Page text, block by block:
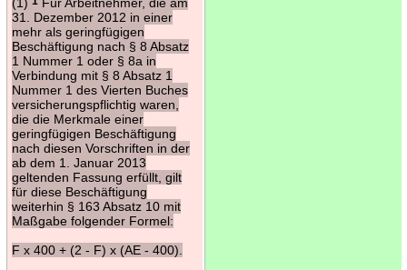
31. Dezember 2012 in einer
mehr als geringfügigen
Beschäftigung nach § 8 Absatz
1 Nummer 1 oder § 8a in
Verbindung mit § 8 Absatz 1
Nummer 1 des Vierten Buches
versicherungspflichtig waren,
die die Merkmale einer
geringfügigen Beschäftigung
nach diesen Vorschriften in der
ab dem 1. Januar 2013
geltenden Fassung erfüllt, gilt
für diese Beschäftigung
weiterhin § 163 Absatz 10 mit
Maßgabe folgender Formel:
F x 400 + (2 - F) x (AE - 400).